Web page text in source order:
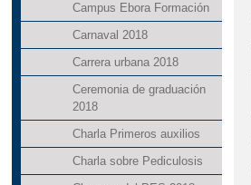
Campus Ebora Formación
Carnaval 2018
Carrera urbana 2018
Ceremonia de graduación
2018
Charla Primeros auxilios
Charla sobre Pediculosis